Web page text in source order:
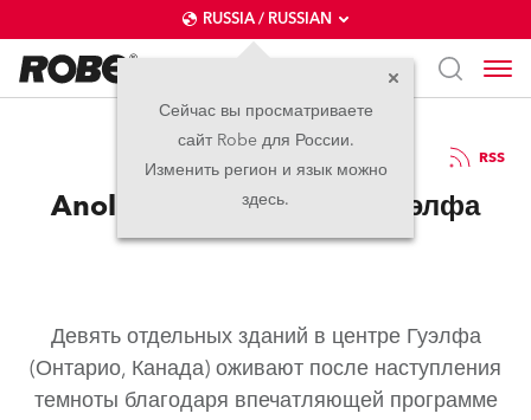
RUSSIA / RUSSIAN
Сейчас вы просматриваете
сайт Robe для России.
Изменить регион и язык можно
здесь.
13.11.2025 RSS
Anolis освещает центр Гуэлфа
Девять отдельных зданий в центре Гуэлфа
(Онтарио, Канада) оживают после наступления
темноты благодаря впечатляющей программе